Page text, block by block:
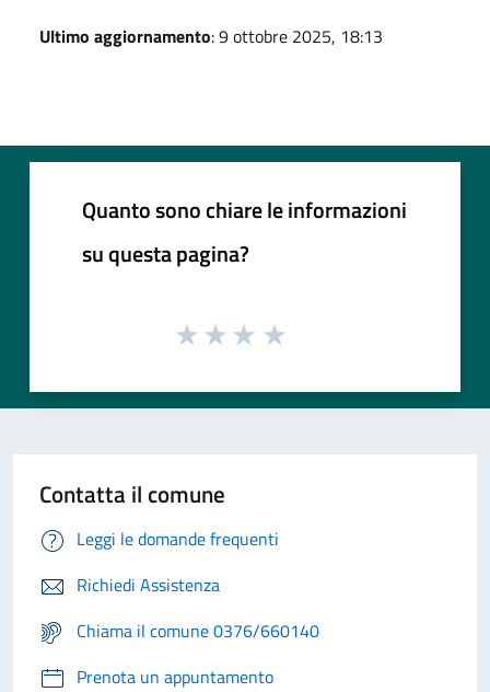
Ultimo aggiornamento: 9 ottobre 2025, 18:13
Quanto sono chiare le informazioni
su questa pagina?
Contatta il comune
Leggi le domande frequenti
Richiedi Assistenza
Chiama il comune 0376/660140
Prenota un appuntamento